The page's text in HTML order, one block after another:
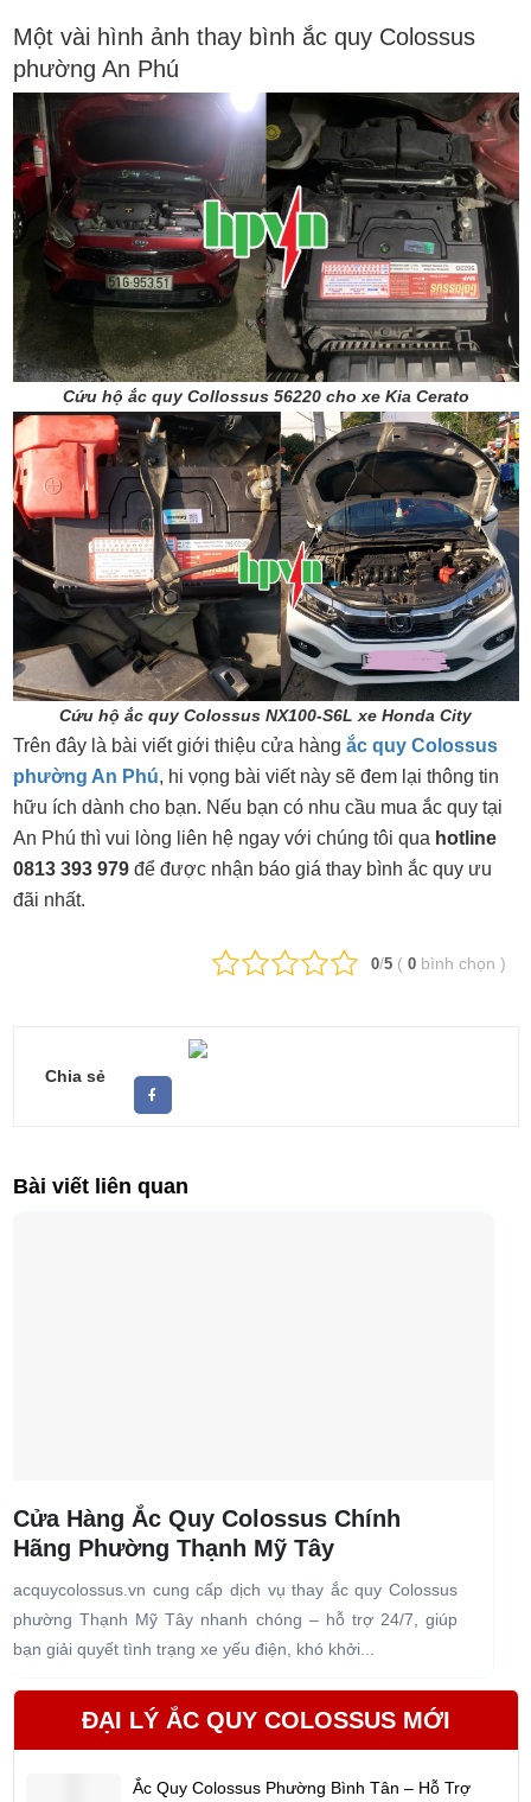
Một vài hình ảnh thay bình ắc quy Colossus
phường An Phú
Cứu hộ ắc quy Collossus 56220 cho xe Kia Cerato
Cứu hộ ắc quy Colossus NX100-S6L xe Honda City
Trên đây là bài viết giới thiệu cửa hàng ắc quy Colossus
phường An Phú, hi vọng bài viết này sẽ đem lại thông tin
hữu ích dành cho bạn. Nếu bạn có nhu cầu mua ắc quy tại
An Phú thì vui lòng liên hệ ngay với chúng tôi qua hotline
0813 393 979để được nhận báo giá thay bình ắc quy ưu
đãi nhất.
0/5 ( 0 bình chọn )
Chia sẻ
Bài viết liên quan
Cửa Hàng Ắc Quy Colossus Chính
Hãng Phường Thạnh Mỹ Tây
acquycolossus.vn cung cấp dịch vụ thay ắc quy Colossus
phường Thạnh Mỹ Tây nhanh chóng – hỗ trợ 24/7, giúp
bạn giải quyết tình trạng xe yếu điện, khó khởi...
ĐẠI LÝ ẮC QUY COLOSSUS MỚI
Ắc Quy Colossus Phường Bình Tân – Hỗ Trợ